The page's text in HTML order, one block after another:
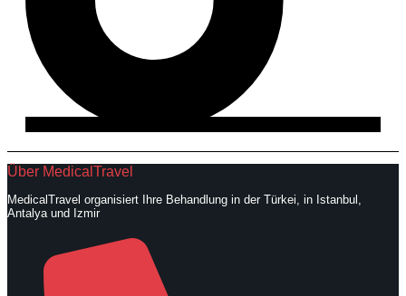
Über MedicalTravel
MedicalTravel organisiert Ihre Behandlung in der Türkei, in Istanbul,
Antalya und Izmir